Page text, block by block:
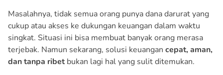
Masalahnya, tidak semua orang punya dana darurat yang
cukup atau akses ke dukungan keuangan dalam waktu
singkat. Situasi ini bisa membuat banyak orang merasa
terjebak. Namun sekarang, solusi keuangan cepat, aman,
dan tanpa ribetbukan lagi hal yang sulit ditemukan.